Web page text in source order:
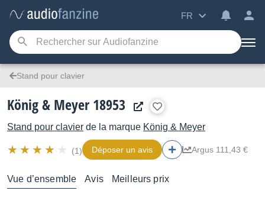
FR
Stand pour clavier
König & Meyer 18953
Stand pour clavier de la marque König & Meyer
(1) Déposer un avis Argus 111,43 €
Vue d’ensemble Avis Meilleurs prix